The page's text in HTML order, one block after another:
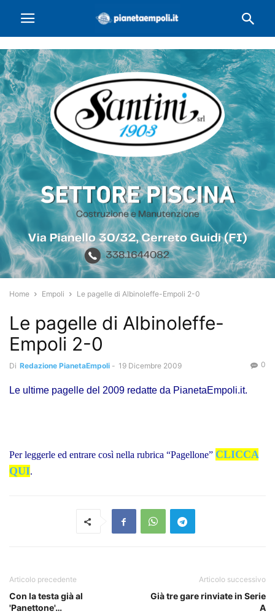
Home Empoli Le pagelle di Albinoleffe-Empoli 2-0
Le pagelle di Albinoleffe-
Empoli 2-0
Di Redazione PianetaEmpoli - 19 Dicembre 2009 0
Le ultime pagelle del 2009 redatte da PianetaEmpoli.it.
Per leggerle ed entrare così nella rubrica “Pagellone” CLICCA
QUI.
Articolo precedente
Con la testa già al
'Panettone'…
Articolo successivo
Già tre gare rinviate in Serie
A